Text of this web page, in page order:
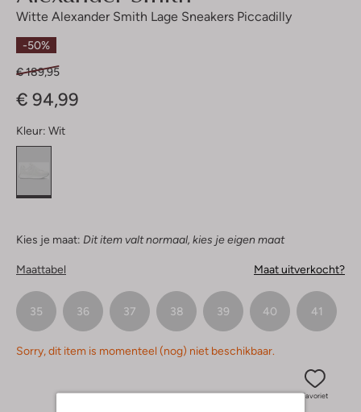
Witte Alexander Smith Lage Sneakers Piccadilly
-50%
€ 189,95
€ 94,99
Kleur: Wit
Kies je maat: Dit item valt normaal, kies je eigen maat
Maattabel Maat uitverkocht?
35 36 37 38 39 40 41
Sorry, dit item is momenteel (nog) niet beschikbaar.
Favoriet